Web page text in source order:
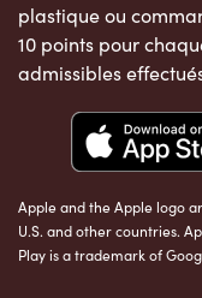
plastique ou
10 points pour
admissibles
Apple and the Apple logo
U.S. and other countries.
Play is a trademark of